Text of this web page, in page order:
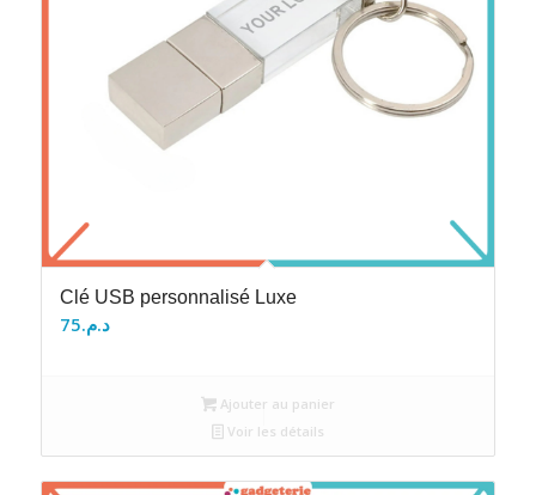
Clé USB personnalisé Luxe
د.م.75
Ajouter au panier
Voir les détails